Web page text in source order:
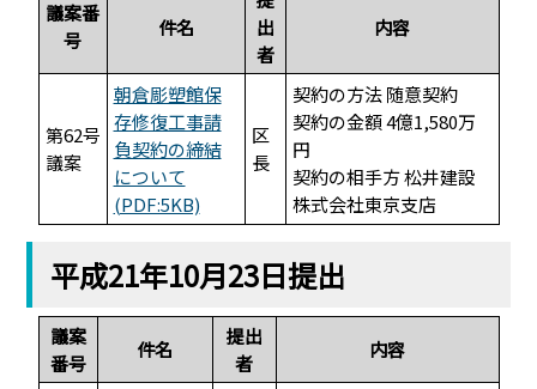
議案番
号
件名
出
者
内容
第62号
議案
朝倉彫塑館保
存修復工事請
負契約の締結
について
(PDF:5KB)
区
長
契約の方法 随意契約
契約の金額 4億1,580万
円
契約の相手方 松井建設
株式会社東京支店
平成21年10月23日提出
議案
番号
件名
提出
者
内容